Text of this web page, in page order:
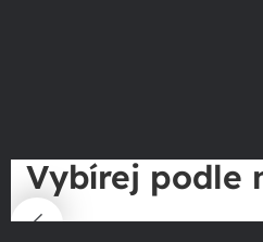
Vybírej podle